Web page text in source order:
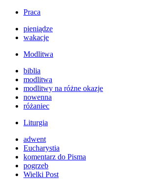
Praca
pieniądze
wakacje
Modlitwa
biblia
modlitwa
modlitwy na różne okazje
nowenna
różaniec
Liturgia
adwent
Eucharystia
komentarz do Pisma
pogrzeb
Wielki Post